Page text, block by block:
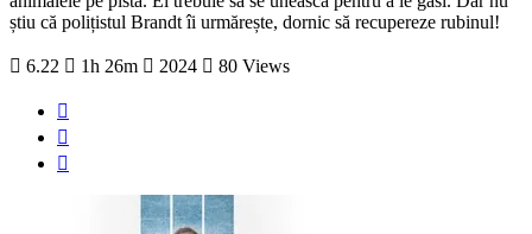
știu că polițistul Brandt îi urmărește, dornic să recupereze rubinul!
6.22 1h 26m 2024 80 Views